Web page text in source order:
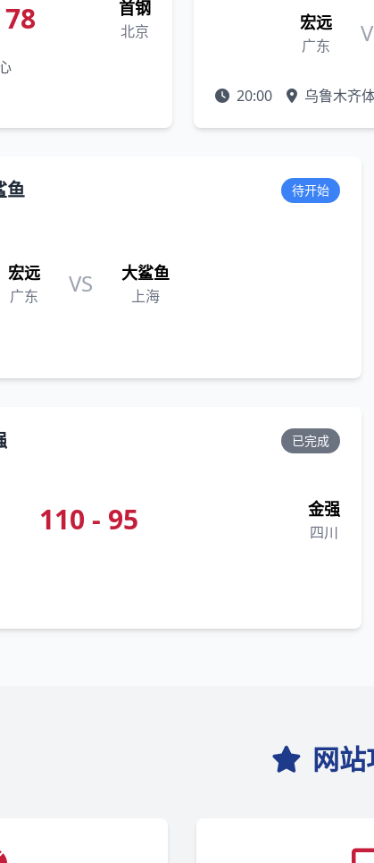
首钢
北京
宏远
广东
20:00 乌鲁木齐
鱼 待开始
宏远
广东 VS 大鲨鱼
上海
已完成
110 - 95 金强
四川
网